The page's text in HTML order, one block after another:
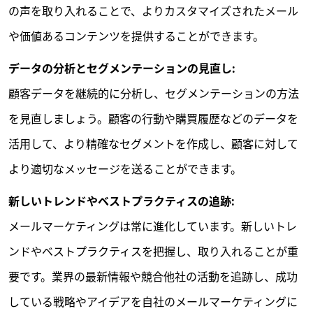
の声を取り入れることで、よりカスタマイズされたメール
や価値あるコンテンツを提供することができます。
データの分析とセグメンテーションの見直し:
顧客データを継続的に分析し、セグメンテーションの方法
を見直しましょう。顧客の行動や購買履歴などのデータを
活用して、より精確なセグメントを作成し、顧客に対して
より適切なメッセージを送ることができます。
新しいトレンドやベストプラクティスの追跡:
メールマーケティングは常に進化しています。新しいトレ
ンドやベストプラクティスを把握し、取り入れることが重
要です。業界の最新情報や競合他社の活動を追跡し、成功
している戦略やアイデアを自社のメールマーケティングに